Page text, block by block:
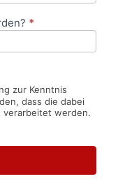
*
zur Kenntnis
dass die dabei
verarbeitet werden.